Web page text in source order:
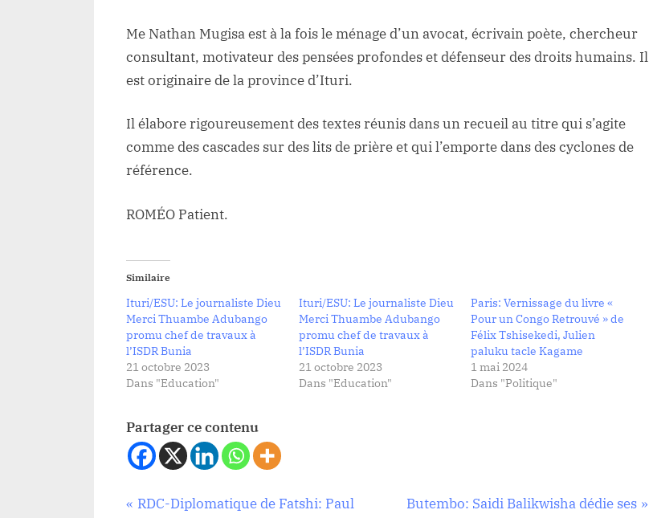
Me Nathan Mugisa est à la fois le ménage d’un avocat, écrivain poète, chercheur
consultant, motivateur des pensées profondes et défenseur des droits humains. Il
est originaire de la province d’Ituri.
Il élabore rigoureusement des textes réunis dans un recueil au titre qui s’agite
comme des cascades sur des lits de prière et qui l’emporte dans des cyclones de
référence.
ROMÉO Patient.
Similaire
Ituri/ESU: Le journaliste Dieu
Merci Thuambe Adubango
promu chef de travaux à
l’ISDR Bunia
21 octobre 2023
Dans "Education"
Ituri/ESU: Le journaliste Dieu
Merci Thuambe Adubango
promu chef de travaux à
l’ISDR Bunia
21 octobre 2023
Dans "Education"
Paris: Vernissage du livre «
Pour un Congo Retrouvé » de
Félix Tshisekedi, Julien
paluku tacle Kagame
1 mai 2024
Dans "Politique"
Partager ce contenu
Société
Navigation
P
RDC-Diplomatique de Fatshi: Paul
N
Butembo: Saidi Balikwisha dédie ses